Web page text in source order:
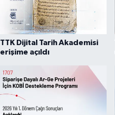
TTK Dijital Tarih Akademisi
erişime açıldı